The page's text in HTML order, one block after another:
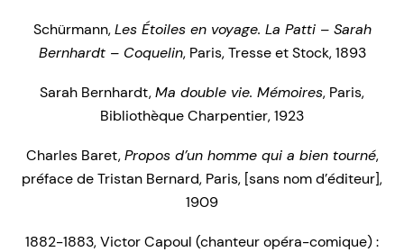
Schürmann,Les Étoiles en voyage. La Patti – Sarah
Bernhardt – Coquelin, Paris, Tresse et Stock, 1893
Sarah Bernhardt,Ma double vie. Mémoires, Paris,
Bibliothèque Charpentier, 1923
Charles Baret,Propos d’un homme qui a bien tourné,
préface de Tristan Bernard, Paris, [sans nom d’éditeur],
1909
1882-1883, Victor Capoul (chanteur opéra-comique) :